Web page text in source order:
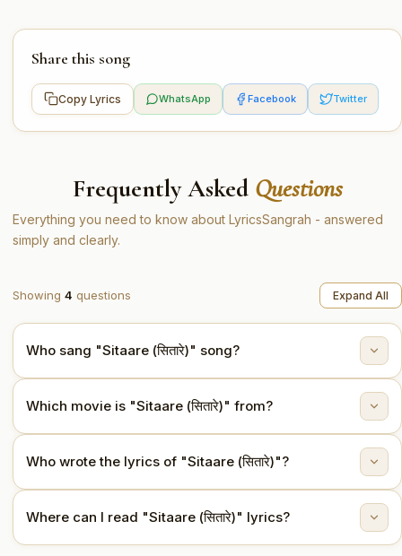
Share this song
Copy Lyrics WhatsApp Facebook Twitter
Frequently Asked Questions
Everything you need to know about LyricsSangrah - answered
simply and clearly.
Showing 4 questions Expand All
Who sang "Sitaare (सितारे)" song?
"Sitaare (सितारे)" is sung by Arijit Singh.
Which movie is "Sitaare (सितारे)" from?
This song is from the movie Ikkis (2026).
Who wrote the lyrics of "Sitaare (सितारे)"?
The lyrics are written by Amitabh Bhattacharya.
Where can I read "Sitaare (सितारे)" lyrics?